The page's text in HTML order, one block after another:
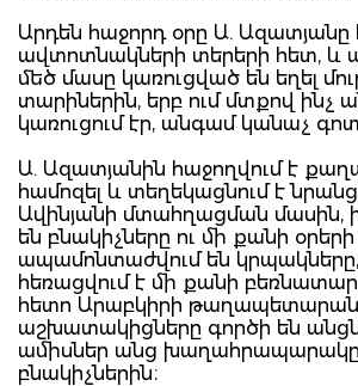
Արդեն հաջորդ օրը Ա. Ազատյանը
ավտոտնակների տերերի հետ, և
մեծ մասը կառուցված են եղել
տարիներին, երբ ում մտքով ինչ
կառուցում էր, անգամ կանաչ
Ա. Ազատյանին հաջողվում է
համոզել և տեղեկացնում է
Ավինյանի մտահղացման մասին,
են բնակիչները ու մի քանի
ապամոնտաժվում են
հեռացվում է մի քանի
հետո Արաբկիրի
աշխատակիցները գործի են
ամիսներ անց խաղահրապարակը
բնակիչներին։